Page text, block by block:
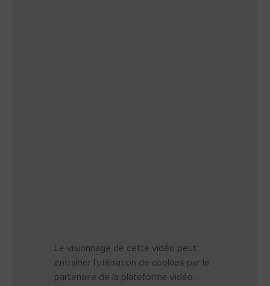
Le visionnage de cette vidéo peut
entraîner l’utilisation de cookies par le
partenaire de la plateforme vidéo.